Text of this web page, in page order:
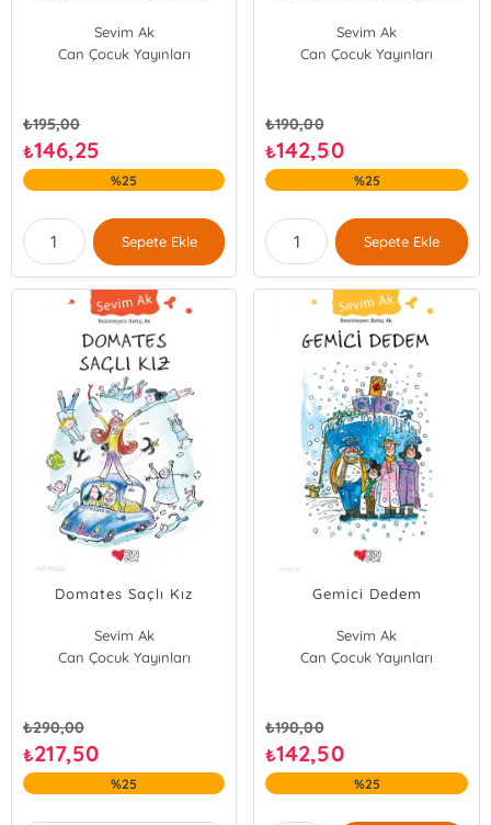
Sevim Ak
Can Çocuk Yayınları
₺195,00
₺146,25
%25
Sepete Ekle
Sevim Ak
Can Çocuk Yayınları
₺190,00
₺142,50
%25
Sepete Ekle
Domates Saçlı Kız
Sevim Ak
Can Çocuk Yayınları
₺290,00
₺217,50
%25
Gemici Dedem
Sevim Ak
Can Çocuk Yayınları
₺190,00
₺142,50
%25